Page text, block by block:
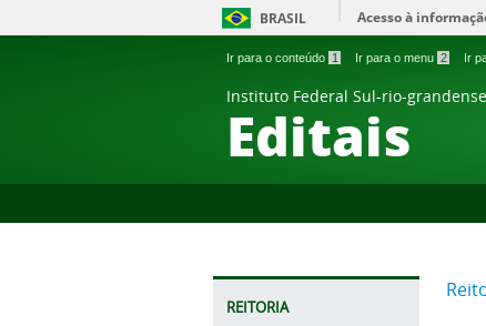
BRASIL Acesso à
Ir para o conteúdo 1 Ir para o menu 2 Ir
Instituto Federal Sul-rio-grandense
Editais
REITORIA